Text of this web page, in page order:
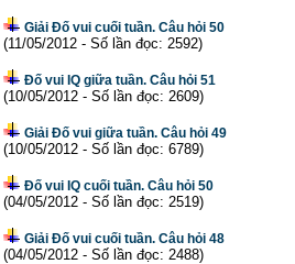
Giải Đố vui cuối tuần. Câu hỏi 50
(11/05/2012 - Số lần đọc: 2592)
Đố vui IQ giữa tuần. Câu hỏi 51
(10/05/2012 - Số lần đọc: 2609)
Giải Đố vui giữa tuần. Câu hỏi 49
(10/05/2012 - Số lần đọc: 6789)
Đố vui IQ cuối tuần. Câu hỏi 50
(04/05/2012 - Số lần đọc: 2519)
Giải Đố vui cuối tuần. Câu hỏi 48
(04/05/2012 - Số lần đọc: 2488)